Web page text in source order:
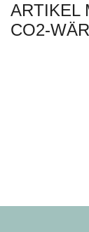
ARTIKEL
CO2-